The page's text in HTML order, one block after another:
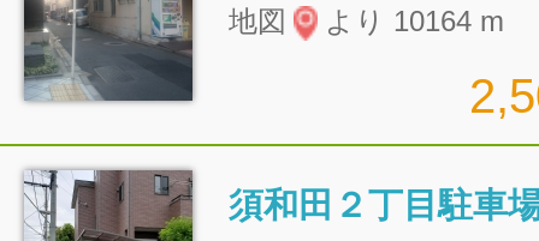
地図 より 10164 m
須和田２丁目駐車